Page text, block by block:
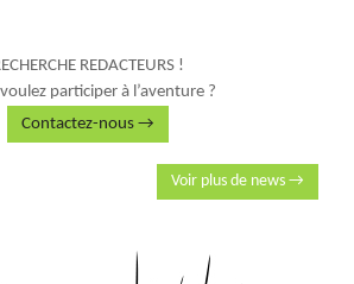
REDACTEURS !
participer à l’aventure ?
Contactez-nous →
Voir plus de news →